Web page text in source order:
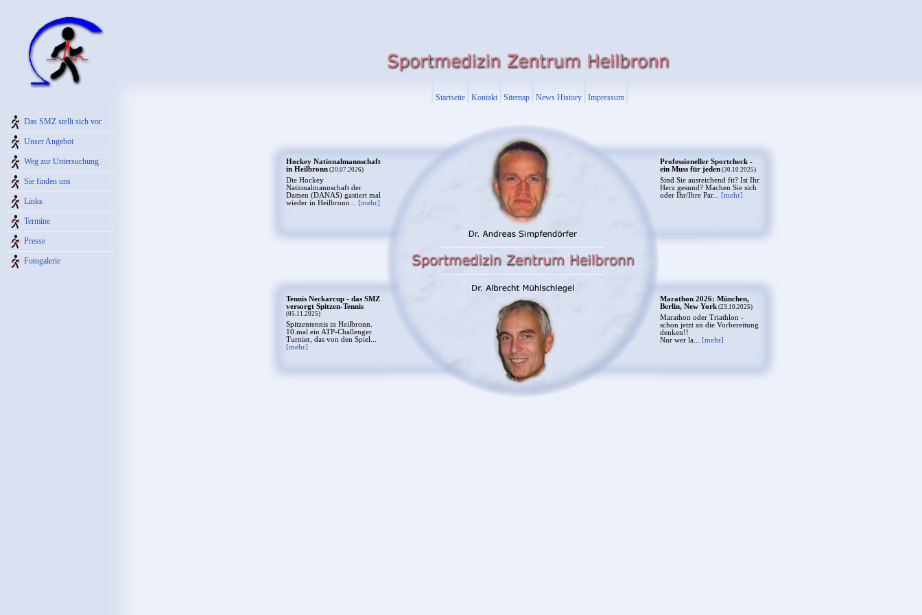
Startseite Kontakt Sitemap News History Impressum
Das SMZ stellt sich vor
Unser Angebot
Weg zur Untersuchung
Sie finden uns
Links
Termine
Presse
Fotogalerie
Hockey Nationalmannschaft
in Heilbronn (20.07.2026)
Die Hockey
Nationalmannschaft der
Damen (DANAS) gastiert mal
wieder in Heilbronn... [mehr]
Professioneller Sportcheck -
ein Muss für jeden (30.10.2025)
Sind Sie ausreichend fit? Ist Ihr
Herz gesund? Machen Sie sich
oder Ihr/Ihre Par... [mehr]
Tennis Neckarcup - das SMZ
versorgt Spitzen-Tennis
(05.11.2025)
Spitzentennis in Heilbronn.
10.mal ein ATP-Challenger
Turnier, das von den Spiel...
[mehr]
Marathon 2026: München,
Berlin, New York (23.10.2025)
Marathon oder Triathlon -
schon jetzt an die Vorbereitung
denken!!
Nur wer la... [mehr]